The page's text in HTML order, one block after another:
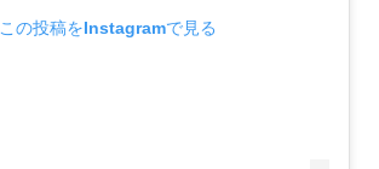
この投稿をInstagramで見る